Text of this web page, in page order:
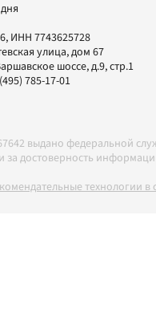
ИНН 7743625728
улица, дом 67
шоссе, д.9, стр.1
785-17-01
выдано федеральной
за достоверность
технологии в